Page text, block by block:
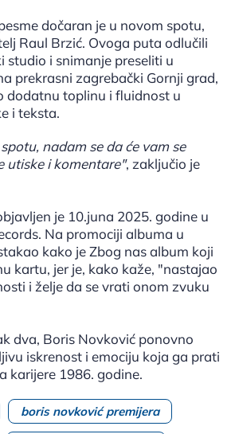
dočaran je u novom spotu,
Raul Brzić. Ovoga puta odlučili
studio i snimanje preseliti u
prekrasni zagrebački Gornji grad,
dodatnu toplinu i fluidnost u
i teksta.
nadam se da će vam se
utiske i komentare", zaključio je
je 10.juna 2025. godine u
Na promociji albuma u
kako je Zbog nas album koji
kartu, jer je, kako kaže, "nastajao
i želje da se vrati onom zvuku
dva, Boris Novković ponovno
iskrenost i emociju koja ga prati
karijere 1986. godine.
boris novković premijera